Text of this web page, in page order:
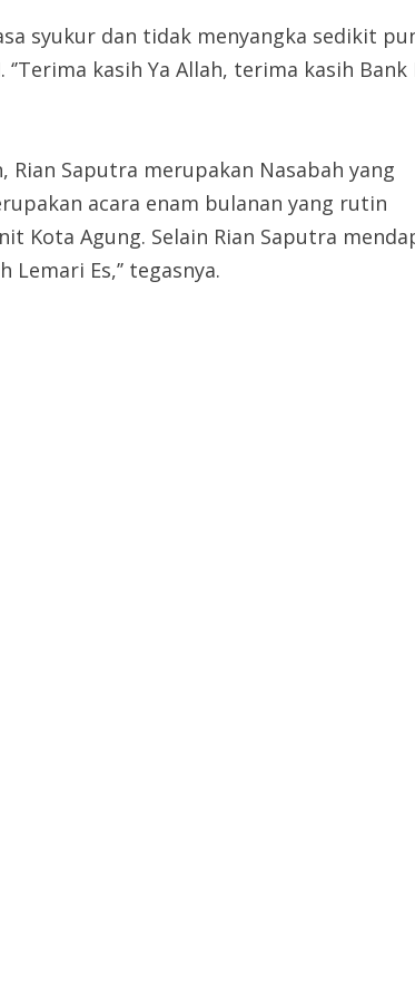
syukur dan tidak menyangka sedikit
kasih Ya Allah, terima kasih Bank
Rian Saputra merupakan Nasabah yang
acara enam bulanan yang rutin
Kota Agung. Selain Rian Saputra
Es,’’ tegasnya.